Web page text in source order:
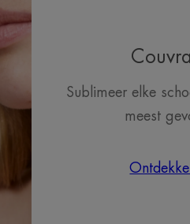
Sublimeer elke
meest